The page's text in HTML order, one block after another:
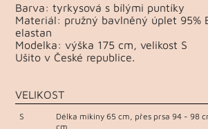
Barva: tyrkysová s bílými puntíky
Materiál: pružný bavlněný úplet 95%
elastan
Modelka: výška 175 cm, velikost S
Ušito v České republice.
VELIKOST
S
Délka mikiny 65 cm, přes prsa 94 - 98
cm